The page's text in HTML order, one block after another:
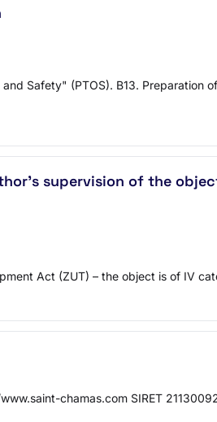
Safety" (PTOS). B13. Preparation
supervision of the
Act (ZUT) – the object is of IV
chamas.com SIRET